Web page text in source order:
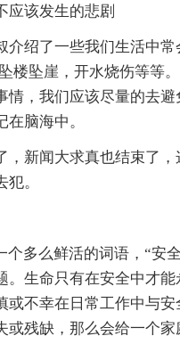
应该发生的悲剧
介绍了一些我们生活中
楼坠崖，开水烧伤等等
情，我们应该尽量的去避
脑海中。
，新闻大求真也结束了
。
多么鲜活的词语，“安
。生命只有在安全中才
或不幸在日常工作中与安
或残缺，那么会给一个家